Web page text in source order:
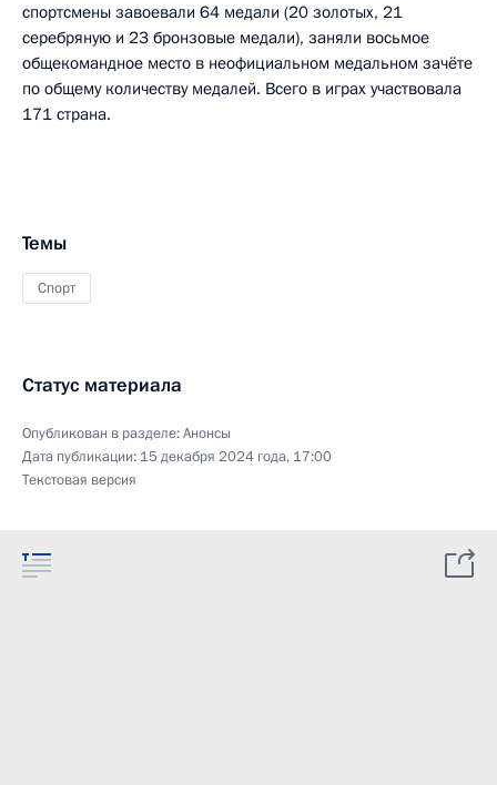
спортсмены завоевали 64 медали (20 золотых, 21
серебряную и 23 бронзовые медали), заняли восьмое
общекомандное место в неофициальном медальном зачёте
по общему количеству медалей. Всего в играх участвовала
171 страна.
Темы
Спорт
Статус материала
Опубликован в разделе:Анонсы
Дата публикации: 15 декабря 2024 года, 17:00
Текстовая версия